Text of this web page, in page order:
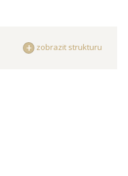
zobrazit strukturu